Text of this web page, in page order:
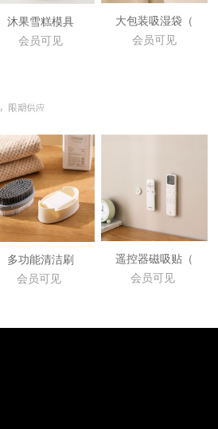
沐果雪糕模具
会员可见
大包装吸湿袋（
会员可见
多功能清洁刷
会员可见
遥控器磁吸贴（
会员可见